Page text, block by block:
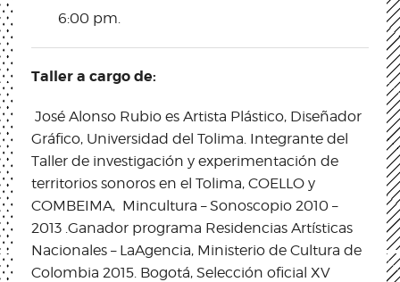
6:00 pm.
Taller a cargo de:
José Alonso Rubio es Artista Plástico, Diseñador
Gráfico, Universidad del Tolima. Integrante del
Taller de investigación y experimentación de
territorios sonoros en el Tolima, COELLO y
COMBEIMA, Mincultura – Sonoscopio 2010 –
2013 .Ganador programa Residencias Artísticas
Nacionales – LaAgencia, Ministerio de Cultura de
Colombia 2015. Bogotá, Selección oficial XV